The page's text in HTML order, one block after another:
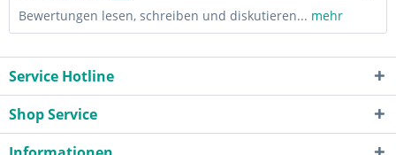
Bewertungen lesen, schreiben und diskutieren... mehr
Service Hotline
Shop Service